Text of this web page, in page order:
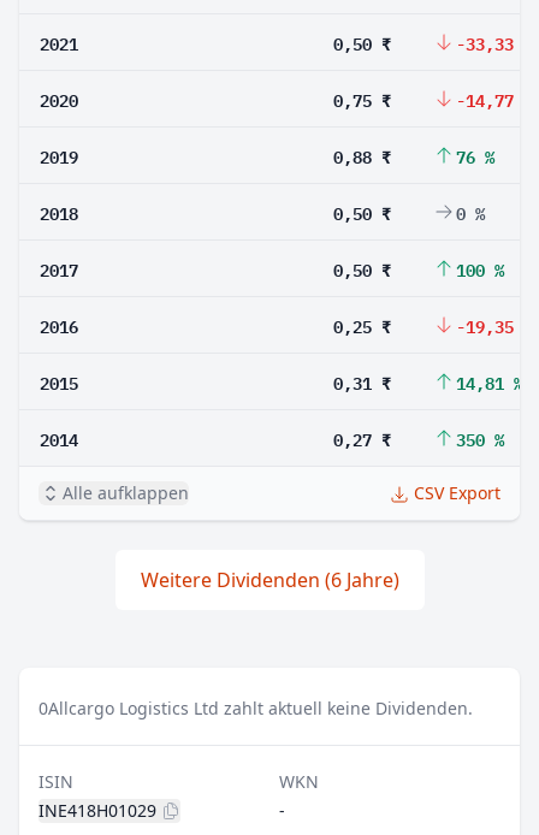
2021 0,50 ₹ -33,33 %
2020 0,75 ₹ -14,77 %
2019 0,88 ₹ 76 %
2018 0,50 ₹ 0 %
2017 0,50 ₹ 100 %
2016 0,25 ₹ -19,35 %
2015 0,31 ₹ 14,81 %
2014 0,27 ₹ 350 %
Alle aufklappen CSV Export
Weitere Dividenden (6 Jahre)
0Allcargo Logistics Ltd zahlt aktuell keine Dividenden.
ISIN
INE418H01029
WKN
-